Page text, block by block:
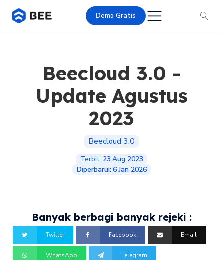
Demo Gratis
Beecloud 3.0 -
Update Agustus
2023
Beecloud 3.0
Terbit: 23 Aug 2023
Diperbarui: 6 Jan 2026
Banyak berbagi banyak rejeki :
Twitter Facebook Email
WhatsApp Telegram